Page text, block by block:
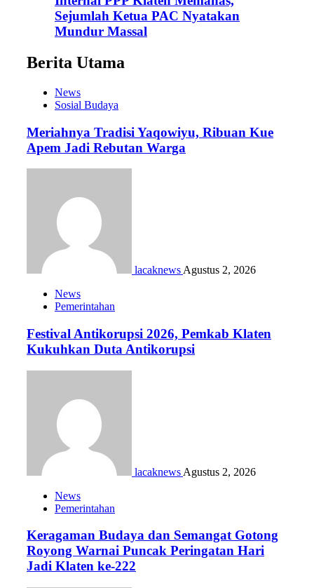
Sejumlah Ketua PAC Nyatakan
Mundur Massal
Berita Utama
News
Sosial Budaya
Meriahnya Tradisi Yaqowiyu, Ribuan Kue
Apem Jadi Rebutan Warga
lacaknews Agustus 2, 2026
News
Pemerintahan
Festival Antikorupsi 2026, Pemkab Klaten
Kukuhkan Duta Antikorupsi
lacaknews Agustus 2, 2026
News
Pemerintahan
Keragaman Budaya dan Semangat Gotong
Royong Warnai Puncak Peringatan Hari
Jadi Klaten ke-222